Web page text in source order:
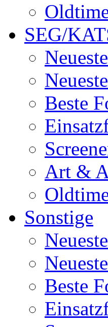
SEG/
Beste
Art &
Sonstige
Beste